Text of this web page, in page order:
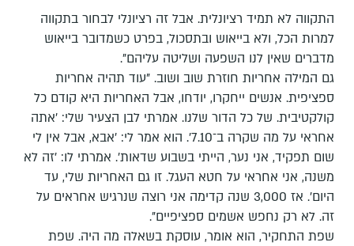
התקווה לא תמיד רציונלית. אבל זה רציונלי לבחור בתקווה
למרות הכל, ולא בייאוש ובתסכול, בפרט כשמדובר בייאוש
מדברים שאין לנו השפעה ושליטה עליהם".
גם המילה אחריות חוזרת שוב ושוב. "עוד תהיה אחריות
ספציפית. אנשים ייחקרו, יודחו, אבל האחריות היא קודם כל
קולקטיבית. של כל הדור שלנו. אמרתי לבן הצעיר שלי: 'אתה
אחראי על מה שקרה ב־7.10'. הוא אמר לי: 'אבא, אבל אין לי
שום תפקיד, אני נער, הייתי בשבוע שדאות'. אמרתי לו: 'זה לא
משנה, אני אחראי על חטא העגל. זו גם האחריות שלי, עד
היום'. אז 3,000 שנה קדימה אני רוצה שנרגיש אחראים על
זה. לא רק נחפש אשמים ספציפיים".
שפת התחקיר, הוא אומר, עוסקת בשאלה מה היה. שפת